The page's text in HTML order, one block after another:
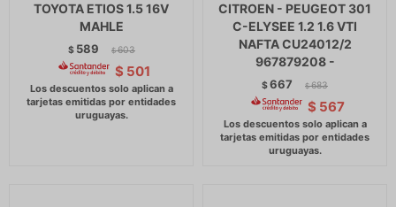
TOYOTA ETIOS 1.5 16V
MAHLE
$ 589 $ 603
$ 501
CITROEN - PEUGEOT 301
C-ELYSEE 1.2 1.6 VTI
NAFTA CU24012/2
967879208 -
$667 $ 683
$ 567